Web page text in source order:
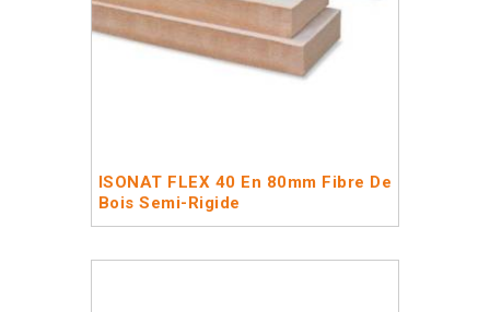
ISONAT FLEX 40 En 80mm Fibre De
Bois Semi-Rigide